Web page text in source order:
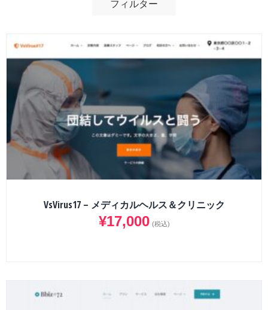
フィルター
VsVirus17 – メディカルヘルス＆クリニック
¥17,000 (税込)